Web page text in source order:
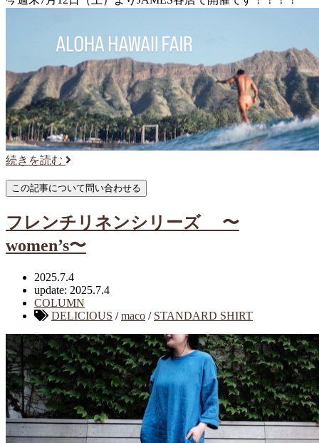
続きを読む
フレンチリネンシリーズ 〜
women’s〜
2025.7.4
update: 2025.7.4
COLUMN
DELICIOUS /maco / STANDARD SHIRT